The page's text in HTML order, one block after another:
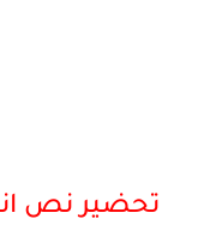
تحضير نص